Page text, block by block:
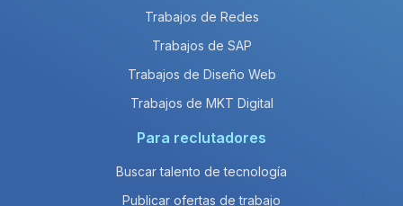
Trabajos de Redes
Trabajos de SAP
Trabajos de Diseño Web
Trabajos de MKT Digital
Para reclutadores
Buscar talento de tecnología
Publicar ofertas de trabajo